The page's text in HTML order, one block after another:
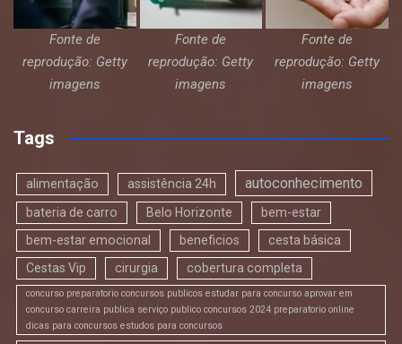
Fonte de
reprodução: Getty
imagens
Fonte de
reprodução: Getty
imagens
Fonte de
reprodução: Getty
imagens
Tags
alimentação assistência 24h autoconhecimento
bateria de carro Belo Horizonte
bem-estar
bem-estar emocional
beneficios
cesta básica
Cestas Vip
cirurgia cobertura completa
concurso preparatorio concursos publicos estudar para concurso aprovar em
concurso carreira publica serviço publico concursos 2024 preparatorio online
dicas para concursos estudos para concursos